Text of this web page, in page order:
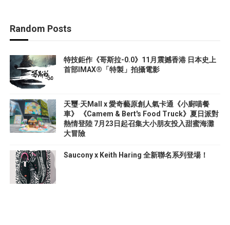
Random Posts
特技鉅作《哥斯拉-0.0》11月震撼香港 日本史上
首部IMAX®「特製」拍攝電影
天璽·天Mall x 愛奇藝原創人氣卡通《小廚喵餐
車》 《Camem & Bert's Food Truck》夏日派對
熱情登陸 7月23日起召集大小朋友投入甜蜜海灘
大冒險
Saucony x Keith Haring 全新聯名系列登場！